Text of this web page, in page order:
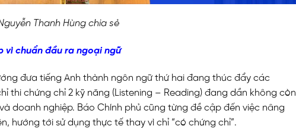
Thanh Hùng chia sẻ
vì chuẩn đầu ra ngoại ngữ
đưa tiếng Anh thành ngôn ngữ thứ hai đang thúc đẩy các
thi chứng chỉ 2 kỹ năng (Listening – Reading) đang dần không còn
doanh nghiệp. Báo Chính phủ cũng từng đề cập đến việc nâng
hướng tới sử dụng thực tế thay vì chỉ “có chứng chỉ”.